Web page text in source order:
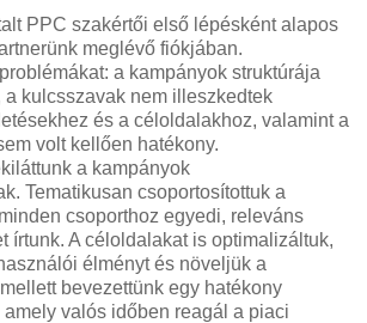
PPC szakértői első lépésként alapos
meglévő fiókjában.
a kampányok struktúrája
a kulcsszavak nem illeszkedtek
és a céloldalakhoz, valamint a
volt kellően hatékony.
a kampányok
Tematikusan csoportosítottuk a
csoporthoz egyedi, releváns
írtunk. A céloldalakat is optimalizáltuk,
élményt és növeljük a
bevezettünk egy hatékony
amely valós időben reagál a piaci